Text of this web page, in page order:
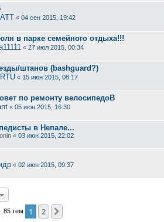
« 04 сен 2015, 19:42
в парке семейного отдыха!!!
« 27 июл 2015, 00:34
штанов (bashguard?)
« 15 июн 2015, 08:17
по ремонту велосипедоВ
« 05 июн 2015, 16:30
в Непале...
« 03 июн 2015, 22:02
« 02 июн 2015, 09:37
85 тем 1 2